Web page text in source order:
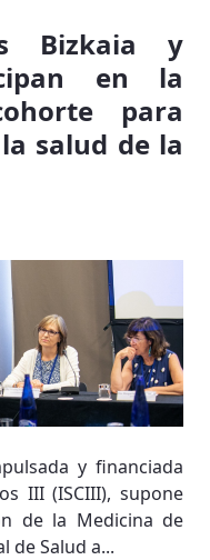
Bizkaia y
en la
para
salud de la
y financiada
III (ISCIII), supone
de la Medicina de
de Salud a...